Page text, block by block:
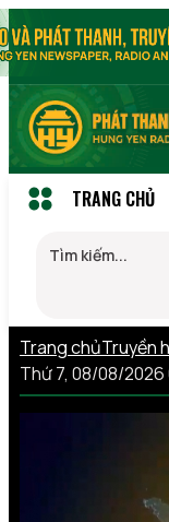
TRANG CHỦ
Trang chủTruyền
Thứ 7, 08/08/